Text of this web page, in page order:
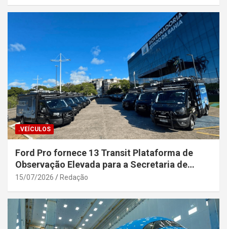
.VEÍCULOS
Ford Pro fornece 13 Transit Plataforma de
Observação Elevada para a Secretaria de
Segurança Pública da Bahia
15/07/2026 Redação